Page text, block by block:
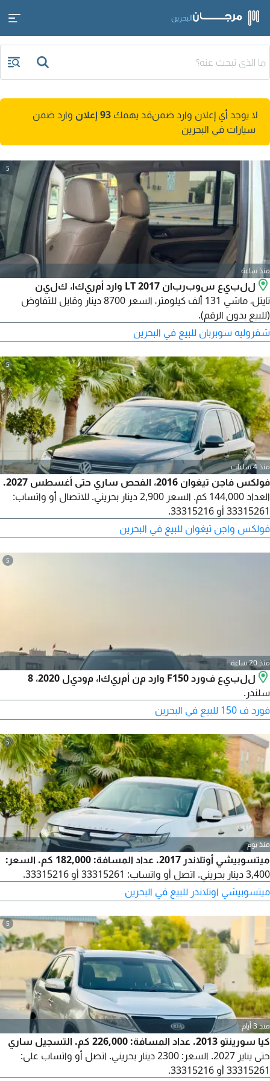
البحرين
لا يوجد أي إعلان وارد ضمنقد يهمك 93 إعلان
وارد ضمن
سيارات في البحرين
5
منذ ساعة
للبيع سوبربان 2017 LT وارد أمريكا، كلين
تايتل، ماشي 131 ألف كيلومتر، السعر 8700 دينار وقابل للتفاوض
(للبيع بدون الرقم).
شفروليه سوبربان للبيع في البحرين
5
منذ 4 ساعات
فولكس فاجن تيغوان 2016، الفحص ساري حتى أغسطس 2027.
العداد 144,000 كم. السعر 2,900 دينار بحريني. للاتصال أو واتساب:
33315261 أو 33315216.
فولكس واجن تيغوان للبيع في البحرين
5
منذ 20 ساعة
للبيع فورد F150 وارد من أمريكا، موديل 2020، 8
سلندر.
فورد ف 150 للبيع في البحرين
5
منذ يوم
ميتسوبيشي أوتلاندر 2017. عداد المسافة: 182,000 كم. السعر:
3,400 دينار بحريني. اتصل أو واتساب: 33315261 أو 33315216.
ميتسوبيشي اوتلاندر للبيع في البحرين
5
منذ 3 أيام
كيا سورينتو 2013. عداد المسافة: 226,000 كم. التسجيل ساري
حتى يناير 2027. السعر: 2300 دينار بحريني. اتصل أو واتساب على:
33315261 أو 33315216.